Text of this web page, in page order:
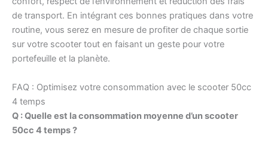
de transport. En intégrant ces bonnes pratiques dans votre
routine, vous serez en mesure de profiter de chaque sortie
sur votre scooter tout en faisant un geste pour votre
portefeuille et la planète.
FAQ : Optimisez votre consommation avec le scooter 50cc
4 temps
Q : Quelle est la consommation moyenne d’un scooter
50cc 4 temps ?